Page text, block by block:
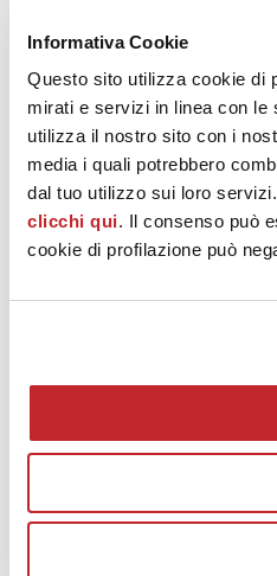
Informativa Cookie
Questo sito utilizza cookie di
mirati e servizi in linea con le
utilizza il nostro sito con i
media i quali potrebbero
dal tuo utilizzo sui loro
clicchi qui. Il consenso può
cookie di profilazione può
mosaico, dai melange sale-e-pepe
maglioni dal gusto artigianale.
Grazie alle tecnologie produttive
all’industria ceramica italiana,
tecnico-prestazionale ed estetici
anche quello tattile che riproduce
accuratezza effetti di superficie
orditi.
aziende